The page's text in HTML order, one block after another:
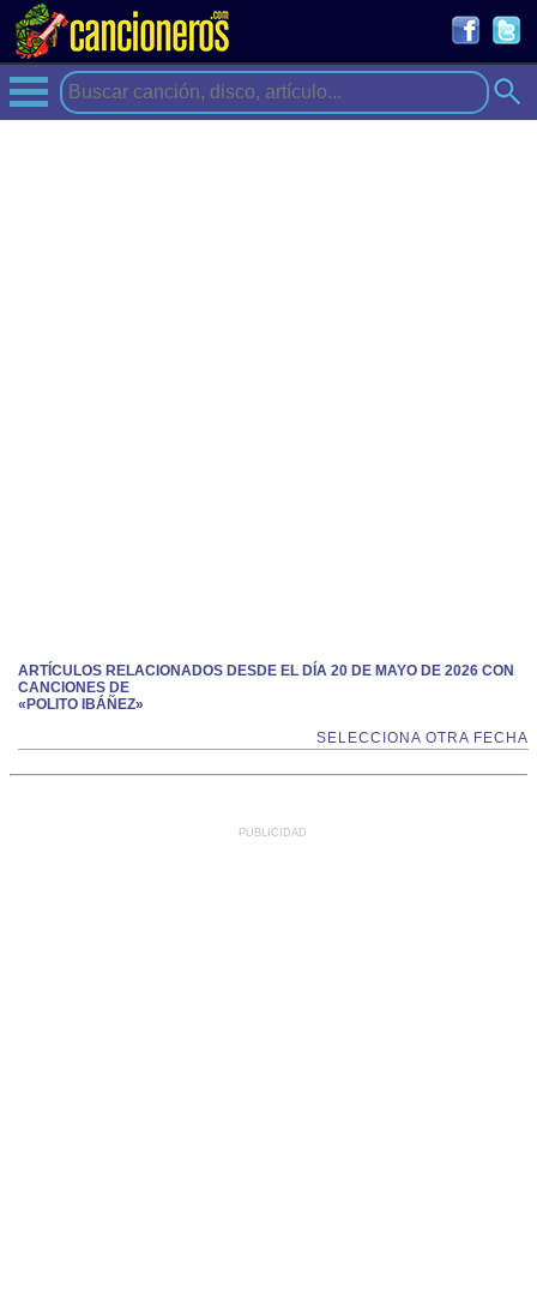
ARTÍCULOS RELACIONADOS DESDE EL DÍA 20 DE MAYO DE 2026 CON
CANCIONES DE
«POLITO IBÁÑEZ»
SELECCIONA OTRA FECHA
PUBLICIDAD